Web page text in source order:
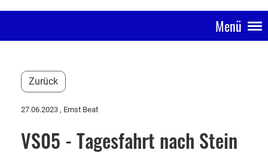
Menü
Zurück
27.06.2023 , Ernst Beat
VS05 - Tagesfahrt nach Stein